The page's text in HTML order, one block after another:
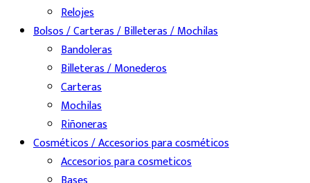
Relojes
Bolsos / Carteras / Billeteras / Mochilas
Bandoleras
Billeteras / Monederos
Carteras
Mochilas
Riñoneras
Cosméticos / Accesorios para cosméticos
Accesorios para cosmeticos